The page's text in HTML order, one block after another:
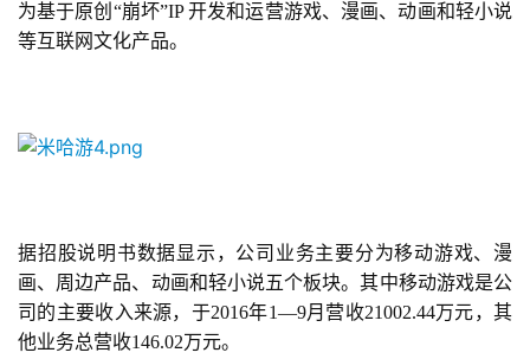
首
茶
原
创
为基于原创“崩坏”IP 开发和运营游戏、漫画、动画和轻小说
等互联网文化产品。
据招股说明书数据显示，公司业务主要分为移动游戏、漫
画、周边产品、动画和轻小说五个板块。其中移动游戏是公
司的主要收入来源，于2016年1—9月营收21002.44万元，其
他业务总营收146.02万元。